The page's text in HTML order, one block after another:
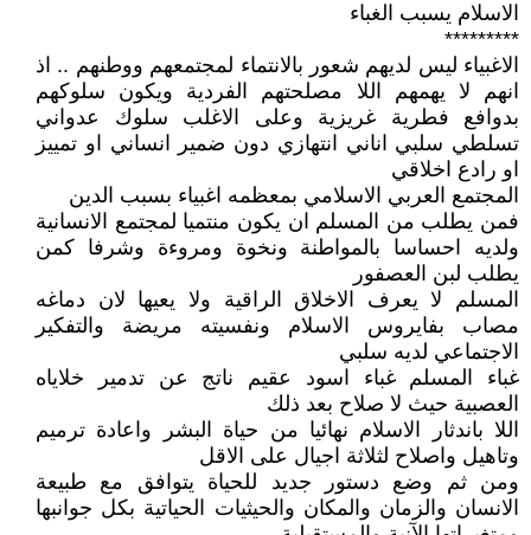
الاسلام يسبب الغباء
*********
الاغبياء ليس لديهم شعور بالانتماء لمجتمعهم ووطنهم .. اذ
انهم لا يهمهم اللا مصلحتهم الفردية ويكون سلوكهم
بدوافع فطرية غريزية وعلى الاغلب سلوك عدواني
تسلطي سلبي اناني انتهازي دون ضمير انساني او تمييز
او رادع اخلاقي
المجتمع العربي الاسلامي بمعظمه اغبياء بسبب الدين
فمن يطلب من المسلم ان يكون منتميا لمجتمع الانسانية
ولديه احساسا بالمواطنة ونخوة ومروءة وشرفا كمن
يطلب لبن العصفور
المسلم لا يعرف الاخلاق الراقية ولا يعيها لان دماغه
مصاب بفايروس الاسلام ونفسيته مريضة والتفكير
الاجتماعي لديه سلبي
غباء المسلم غباء اسود عقيم ناتج عن تدمير خلاياه
العصبية حيث لا صلاح بعد ذلك
اللا باندثار الاسلام نهائيا من حياة البشر واعادة ترميم
وتاهيل واصلاح لثلاثة اجيال على الاقل
ومن ثم وضع دستور جديد للحياة يتوافق مع طبيعة
الانسان والزمان والمكان والحيثيات الحياتية بكل جوانبها